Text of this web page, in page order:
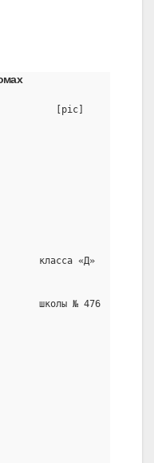
[pic]
класса «Д»
школы № 476